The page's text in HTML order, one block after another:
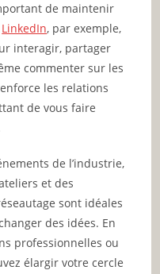
de maintenir
LinkedIn, par exemple,
interagir, partager
commenter sur les
les relations
de vous faire
de l’industrie,
et des
sont idéales
des idées. En
professionnelles ou
élargir votre cercle